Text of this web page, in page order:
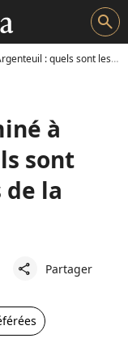
search
sont les symptômes de la rage ?
à
sont
la
share Partager